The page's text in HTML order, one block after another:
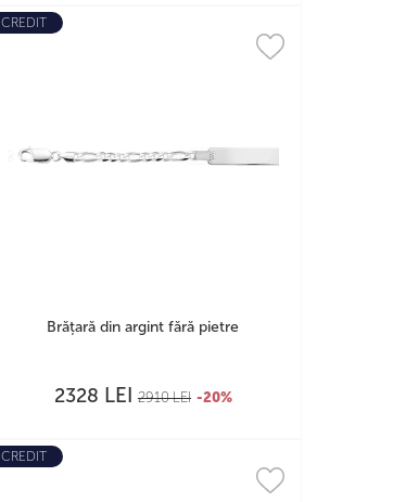
CREDIT
Brățară din argint fără pietre
2328 LEI 2910LEI -20%
CREDIT